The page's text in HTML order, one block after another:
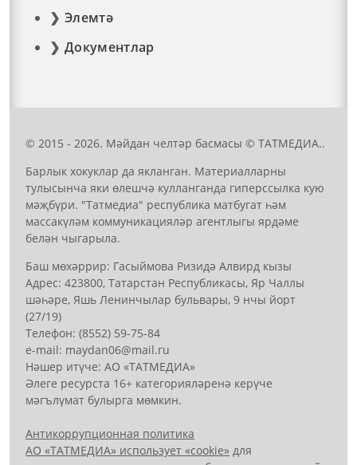
Элемтә
Документлар
© 2015 - 2026. Мәйдан челтәр басмасы © ТАТМЕДИА..
Барлык хокуклар да якланган. Материалларны
тулысынча яки өлешчә кулланганда гиперссылка кую
мәҗбүри. "Татмедиа" республика матбугат һәм
массакүләм коммуникацияләр агентлыгы ярдәме
белән чыгарыла.
Баш мөхәррир: Гасыймова Ризидә Алвирд кызы
Адрес: 423800, Татарстан Республикасы, Яр Чаллы
шәһәре, Яшь Ленинчылар бульвары, 9 нчы йорт
(27/19)
Телефон: (8552) 59-75-84
е-mail: mауdаn06@mail.гu
Нәшер итүче: АО «ТАТМЕДИА»
Әлеге ресурста 16+ категорияләренә керүче
мәгълүмат булырга мөмкин.
Антикоррупционная политика
АО «ТАТМЕДИА» использует «cookie» для